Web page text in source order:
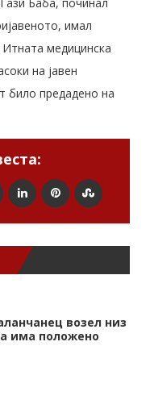
имал
медицинска
на јавен
било предадено на
возел низ
има положено